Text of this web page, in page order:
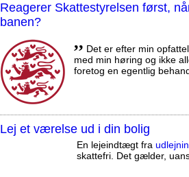
Reagerer Skattestyrelsen først,
banen?
,, Det er efter min
med min høring og ikke
foretog en egentlig
Lej et værelse ud i din bolig
En lejeindtægt fra
skattefri. Det gælder,